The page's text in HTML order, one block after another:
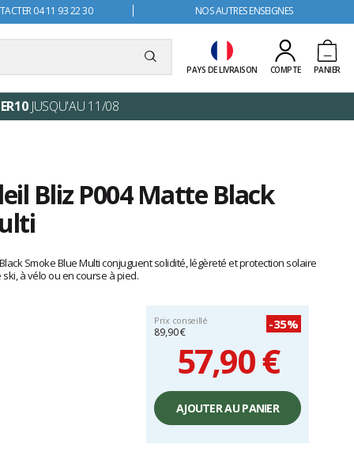
04 11 93 22 30 NOS AUTRES ENSEIGNES
PAYS DE LIVRAISON COMPTE PANIER
JUSQU'AU 11/08
Bliz P004 Matte Black
Smoke Blue Multi conjuguent solidité, légèreté et protection solaire
à vélo ou en course à pied.
Prix conseillé
89,90 €
-35%
57,90 €
Prix
unitaire,
hors
frais
AJOUTER AU PANIER